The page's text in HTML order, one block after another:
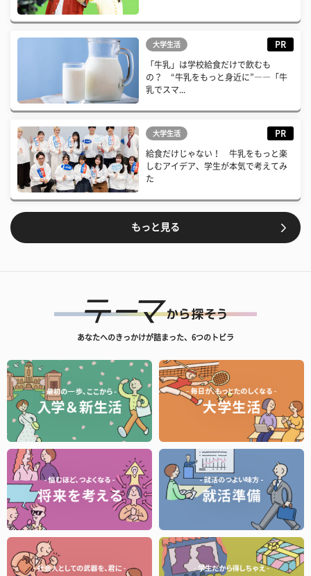
大学生活 PR
「牛乳」は学校給食だけで飲むも
の？ “牛乳をもっと身近に”――「牛
乳でスマ...
大学生活 PR
給食だけじゃない！ 牛乳をもっと楽
しむアイデア、学生が本気で考えてみ
た
もっと見る
あなたへのきっかけが詰まった、6つのトビラ